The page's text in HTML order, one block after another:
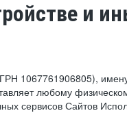
и
1067761906805),
любому
сервисов Сайтов